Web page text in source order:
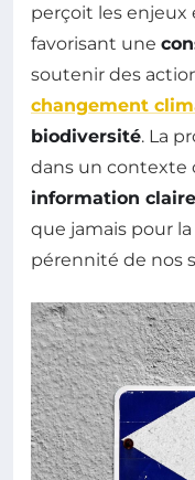
perçoit les
favorisant une
soutenir des
changement
biodiversité. La
dans un contexte
information claire
que jamais pour
pérennité de nos